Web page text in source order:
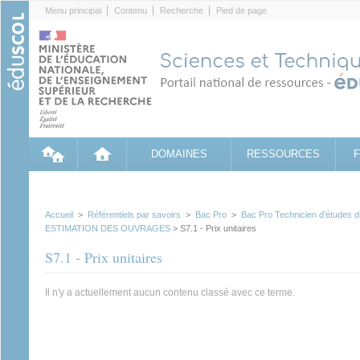
Menu principal Contenu Recherche Pied de page
DOMAINES RESSOURCES
Accueil > Référentiels par savoirs > Bac Pro > Bac Pro Technicien d’études
ESTIMATION DES OUVRAGES > S7.1 - Prix unitaires
S7.1 - Prix unitaires
Il n'y a actuellement aucun contenu classé avec ce terme.